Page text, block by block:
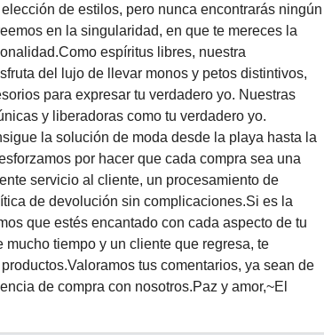
de estilos, pero nunca encontrarás ningún
en la singularidad, en que te mereces la
espíritus libres, nuestra
del lujo de llevar monos y petos distintivos,
para expresar tu verdadero yo. Nuestras
y liberadoras como tu verdadero yo.
la solución de moda desde la playa hasta la
por hacer que cada compra sea una
servicio al cliente, un procesamiento de
de devolución sin complicaciones.Si es la
que estés encantado con cada aspecto de tu
tiempo y un cliente que regresa, te
tus comentarios, ya sean de
de compra con nosotros.Paz y amor,~El